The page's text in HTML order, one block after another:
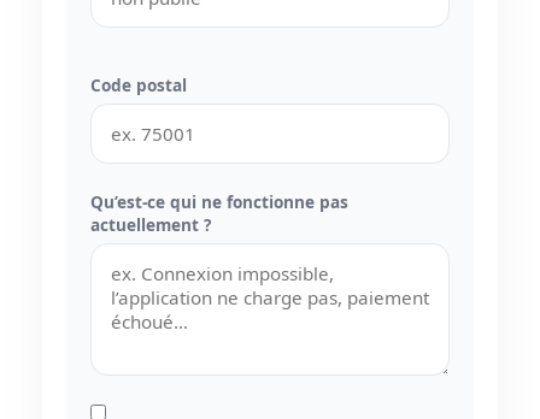
Code postal
Qu’est-ce qui ne fonctionne pas
actuellement ?